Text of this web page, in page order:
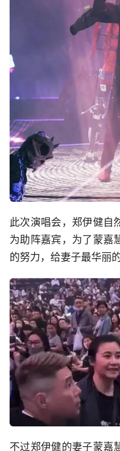
此次演唱会，郑伊健自
为助阵嘉宾，为了蒙嘉
的努力，给妻子最华丽
不过郑伊健的妻子蒙嘉